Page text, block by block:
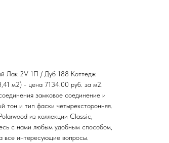
Лак 2V 1П / Дуб 188 Коттедж
м2) - цена 7134.00 руб. за м2.
замковое соединение и
тон и тип фаски четырехсторонняя.
из коллекции Classic,
с нами любым удобным способом,
все интересующие вопросы.